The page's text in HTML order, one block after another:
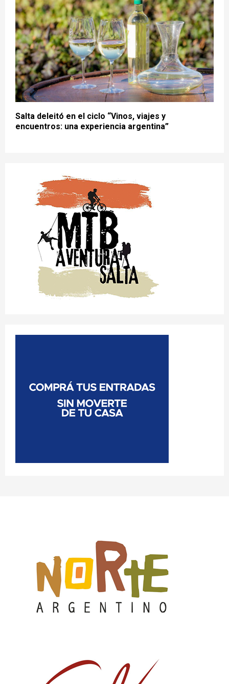
Salta deleitó en el ciclo “Vinos, viajes y
encuentros: una experiencia argentina”